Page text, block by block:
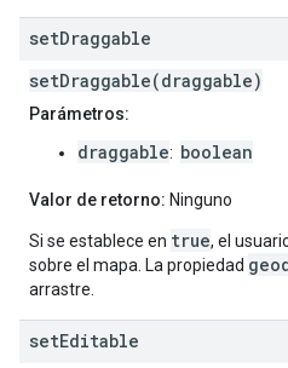
setDraggable
setDraggable(draggable)
Parámetros:
draggable: boolean
Valor de retorno: Ninguno
Si se establece en true, el
sobre el mapa. La propiedad
arrastre.
setEditable